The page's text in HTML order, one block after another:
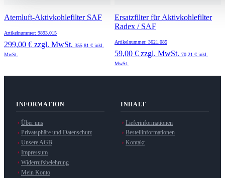
Atemluft-Aktivkohlefilter SAF
Artikelnummer: 9893.015
299,00 € zzgl. MwSt. 355,81 € inkl.
MwSt.
Ersatzfilter für Aktivkohlefilter
Radex / SAF
Artikelnummer: 3621.085
59,00 € zzgl. MwSt. 70,21 € inkl.
MwSt.
INFORMATION
Über uns
Privatsphäre und Datenschutz
Unsere AGB
Impressum
Widerrufsbelehrung
Mein Konto
INHALT
Lieferinformationen
Bestellinformationen
Kontakt